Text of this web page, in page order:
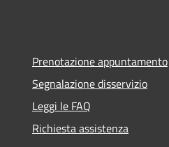
Prenotazione appuntamento
Segnalazione disservizio
Leggi le FAQ
Richiesta assistenza